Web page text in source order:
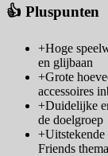
👍 Pluspunten
+Hoge
en glijbaan
+Grote
accessoires
+Duidelijke
de doelgroep
+
Friends thema